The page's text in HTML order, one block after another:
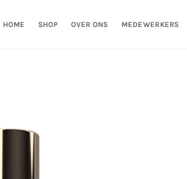
HOME SHOP OVER ONS MEDEWERKERS